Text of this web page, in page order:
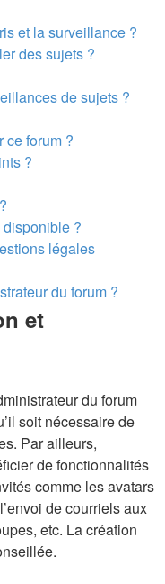
et la surveillance ?
des sujets ?
de sujets ?
ce forum ?
?
disponible ?
légales
du forum ?
et
du forum
soit nécessaire de
Par ailleurs,
de fonctionnalités
comme les avatars
de courriels aux
etc. La création